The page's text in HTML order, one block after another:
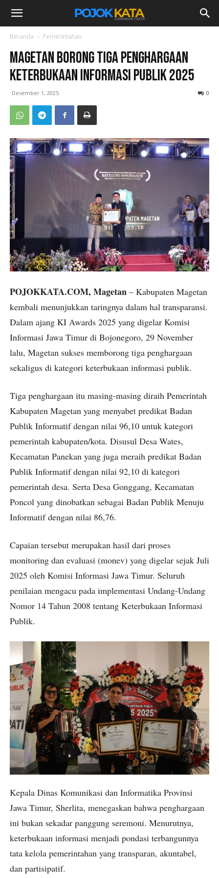
Beranda Pemerintahan
Magetan Borong Tiga Penghargaan
Keterbukaan Informasi Publik 2025
Desember 1, 2025 0
POJOKKATA.COM, Magetan – Kabupaten Magetan
kembali menunjukkan taringnya dalam hal transparansi.
Dalam ajang KI Awards 2025 yang digelar Komisi
Informasi Jawa Timur di Bojonegoro, 29 November
lalu, Magetan sukses memborong tiga penghargaan
sekaligus di kategori keterbukaan informasi publik.
Tiga penghargaan itu masing-masing diraih Pemerintah
Kabupaten Magetan yang menyabet predikat Badan
Publik Informatif dengan nilai 96,10 untuk kategori
pemerintah kabupaten/kota. Disusul Desa Wates,
Kecamatan Panekan yang juga meraih predikat Badan
Publik Informatif dengan nilai 92,10 di kategori
pemerintah desa. Serta Desa Gonggang, Kecamatan
Poncol yang dinobatkan sebagai Badan Publik Menuju
Informatif dengan nilai 86,76.
Capaian tersebut merupakan hasil dari proses
monitoring dan evaluasi (monev) yang digelar sejak Juli
2025 oleh Komisi Informasi Jawa Timur. Seluruh
penilaian mengacu pada implementasi Undang-Undang
Nomor 14 Tahun 2008 tentang Keterbukaan Informasi
Publik.
Kepala Dinas Komunikasi dan Informatika Provinsi
Jawa Timur, Sherlita, menegaskan bahwa penghargaan
ini bukan sekadar panggung seremoni. Menurutnya,
keterbukaan informasi menjadi pondasi terbangunnya
tata kelola pemerintahan yang transparan, akuntabel,
dan partisipatif.